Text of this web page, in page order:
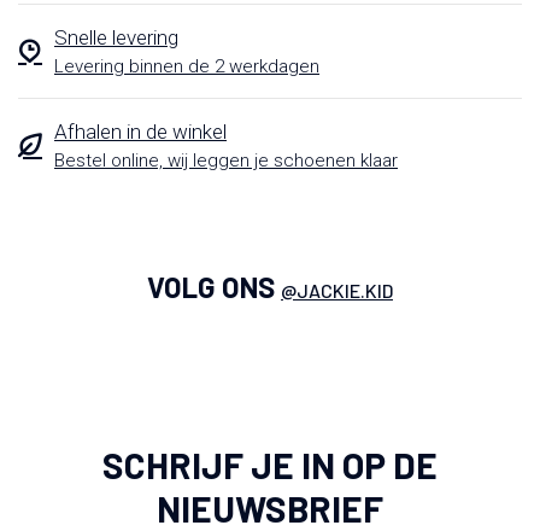
Snelle levering
Levering binnen de 2 werkdagen
Afhalen in de winkel
Bestel online, wij leggen je schoenen klaar
VOLG ONS @JACKIE.KID
SCHRIJF JE IN OP DE
NIEUWSBRIEF